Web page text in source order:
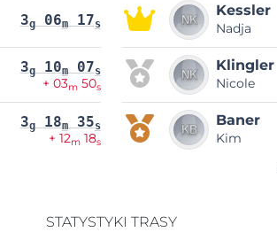
3g06m17s
3g10m07s
+ 03m50s
3g18m35s
+ 12m18s
Kessler
Nadja
Klingler
Nicole
Baner
Kim
STATYSTYKI TRASY